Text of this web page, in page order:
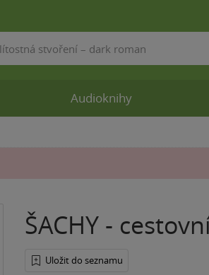
ŠACHY -
Uložit do seznamu
Audioknihy